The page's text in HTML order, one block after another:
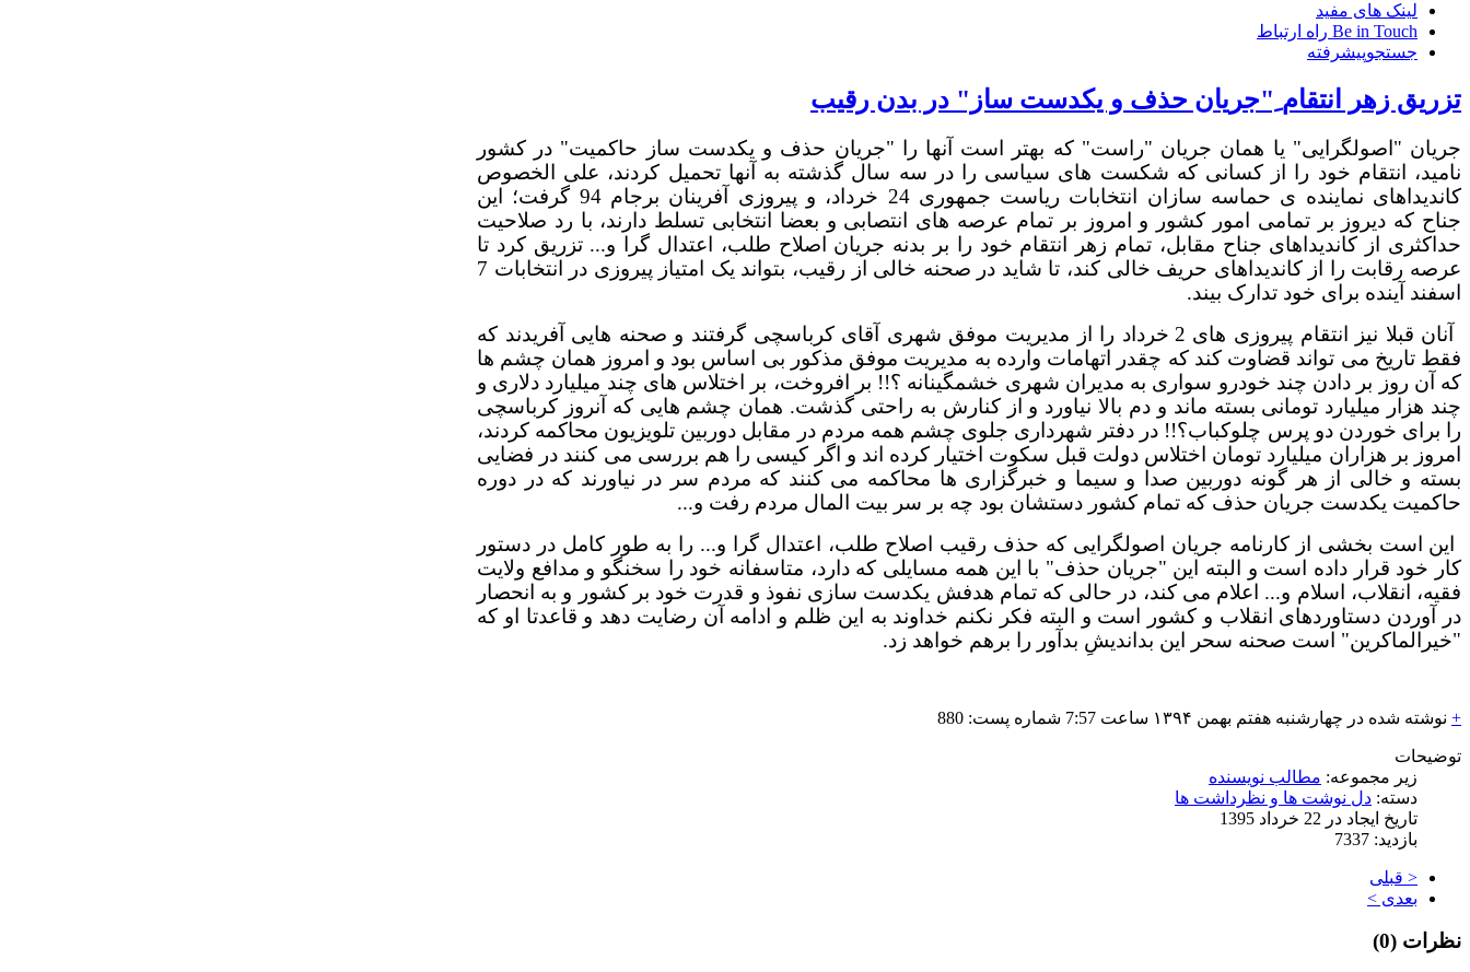
لینک های مفید
Be in Touch راه ارتباط
جستجوپیشرفته
تزریق زهر انتقام ِ"جریان حذف و یکدست ساز" در بدن رقیب
جریان "اصولگرایی" یا همان جریان "راست" که بهتر است آنها را "جریان حذف و یکدست ساز حاکمیت" در کشور
نامید، انتقام خود را از کسانی که شکست های سیاسی را در سه سال گذشته به آنها تحمیل کردند، علی الخصوص
کاندیداهای نماینده ی حماسه سازان انتخابات ریاست جمهوری 24 خرداد، و پیروزی آفرینان برجام 94 گرفت؛ این
جناح که دیروز بر تمامی امور کشور و امروز بر تمام عرصه های انتصابی و بعضا انتخابی تسلط دارند، با رد صلاحیت
حداکثری از کاندیداهای جناح مقابل، تمام زهر انتقام خود را بر بدنه جریان اصلاح طلب، اعتدال گرا و... تزریق کرد تا
عرصه رقابت را از کاندیداهای حریف خالی کند، تا شاید در صحنه خالی از رقیب، بتواند یک امتیاز پیروزی در انتخابات 7
اسفند آینده برای خود تدارک بیند.
آنان قبلا نیز انتقام پیروزی های 2 خرداد را از مدیریت موفق شهری آقای کرباسچی گرفتند و صحنه هایی آفریدند که
فقط تاریخ می تواند قضاوت کند که چقدر اتهامات وارده به مدیریت موفق مذکور بی اساس بود و امروز همان چشم ها
که آن روز بر دادن چند خودرو سواری به مدیران شهری خشمگینانه ؟!! بر افروخت، بر اختلاس های چند میلیارد دلاری و
چند هزار میلیارد تومانی بسته ماند و دم بالا نیاورد و از کنارش به راحتی گذشت. همان چشم هایی که آنروز کرباسچی
را برای خوردن دو پرس چلوکباب؟!! در دفتر شهرداری جلوی چشم همه مردم در مقابل دوربین تلویزیون محاکمه کردند،
امروز بر هزاران میلیارد تومان اختلاس دولت قبل سکوت اختیار کرده اند و اگر کیسی را هم بررسی می کنند در فضایی
بسته و خالی از هر گونه دوربین صدا و سیما و خبرگزاری ها محاکمه می کنند که مردم سر در نیاورند که در دوره
حاکمیت یکدست جریان حذف که تمام کشور دستشان بود چه بر سر بیت المال مردم رفت و...
این است بخشی از کارنامه جریان اصولگرایی که حذف رقیب اصلاح طلب، اعتدال گرا و... را به طور کامل در دستور
کار خود قرار داده است و البته این "جریان حذف" با این همه مسایلی که دارد، متاسفانه خود را سخنگو و مدافع ولایت
فقیه، انقلاب، اسلام و... اعلام می کند، در حالی که تمام هدفش یکدست سازی نفوذ و قدرت خود بر کشور و به انحصار
در آوردن دستاوردهای انقلاب و کشور است و البته فکر نکنم خداوند به این ظلم و ادامه آن رضایت دهد و قاعدتا او که
"خیرالماکرین" است صحنه سحر این بداندیشِ بدآور را برهم خواهد زد.
+ نوشته شده در چهارشنبه هفتم بهمن ۱۳۹۴ ساعت 7:57 شماره پست: 880
توضیحات
زیر مجموعه: مطالب نویسنده
دسته: دل نوشت ها و نظرداشت ها
تاریخ ایجاد در 22 خرداد 1395
بازدید: 7337
< قبلی
بعدی >
نظرات (0
)